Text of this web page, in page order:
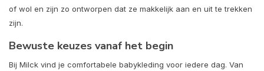
of wol en zijn zo ontworpen dat ze makkelijk aan en uit te trekken
zijn.
Bewuste keuzes vanaf het begin
Bij Milck vind je comfortabele babykleding voor iedere dag. Van